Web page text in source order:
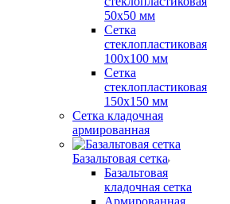
50x50 мм
Сетка
стеклопластиковая
100x100 мм
Сетка
стеклопластиковая
150x150 мм
Сетка кладочная
армированная
Базальтовая сетка
Базальтовая
кладочная сетка
Армированная